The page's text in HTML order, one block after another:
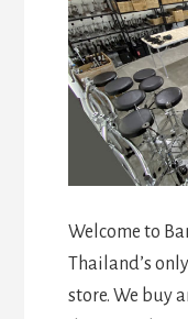
Welcome to
Thailand’s
store. We buy